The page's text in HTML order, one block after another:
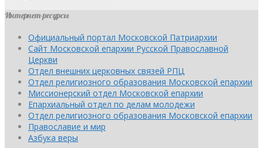
Интернет-ресурсы
Официальный портал Московской Патриархии
Сайт Московской епархии Русской Православной
Церкви
Отдел внешних церковных связей РПЦ
Отдел религиозного образования Московской епархии
Миссионерский отдел Московской епархии
Епархиальный отдел по делам молодежи
Отдел религиозного образования Московской епархии
Православие и мир
Азбука веры